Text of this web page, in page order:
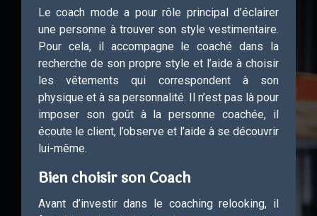
Le coach mode a pour rôle principal d’éclairer
une personne à trouver son style vestimentaire.
Pour cela, il accompagne le coaché dans la
recherche de son propre style et l’aide à choisir
les vêtements qui correspondent à son
physique et à sa personnalité. Il n’est pas là pour
imposer son goût à la personne coachée, il
écoute le client, l’observe et l’aide à se découvrir
lui-même.
Bien choisir son Coach
Avant d’investir dans le coaching relooking, il